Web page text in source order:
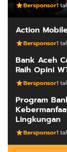
Bersponsor1
Action
Bersponsor1
Bank Aceh
Raih Opini
Bersponsor1
Program
Lingkungan
Bersponsor1